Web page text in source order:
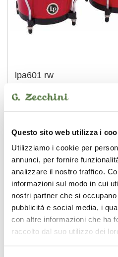
Questo sito web utilizza i
Utilizziamo i cookie per
annunci, per fornire
analizzare il nostro traffico.
informazioni sul modo in cui
nostri partner che si
pubblicità e social media, i
con altre informazioni che ha
raccolto dal suo utilizzo dei
lpa601 rw
LP